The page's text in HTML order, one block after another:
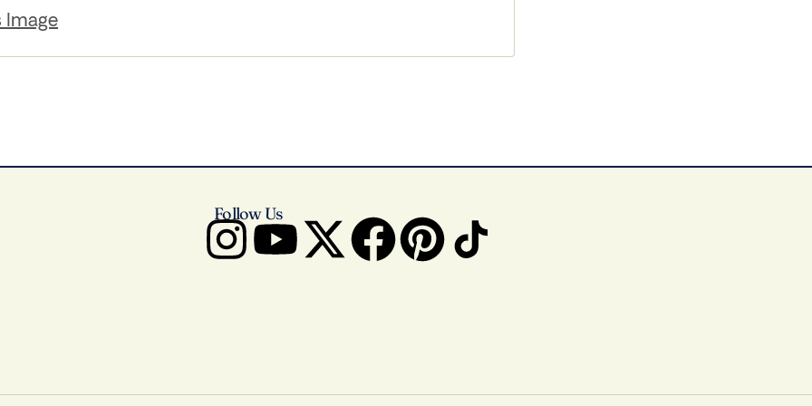
Image
Follow Us